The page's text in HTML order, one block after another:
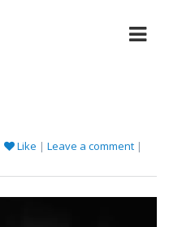
Like | Leave a comment |